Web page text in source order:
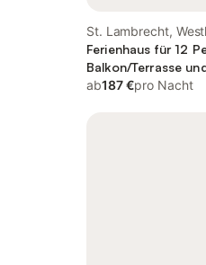
St. Lambrecht,
Obersteiermark
Ferienhaus für 12
Balkon/Terrasse
Garten
ab187 €pro Nacht